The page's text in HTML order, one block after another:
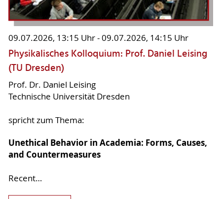
09.07.2026, 13:15 Uhr - 09.07.2026, 14:15 Uhr
Physikalisches Kolloquium: Prof. Daniel Leising
(TU Dresden)
Prof. Dr. Daniel Leising
Technische Universität Dresden
spricht zum Thema:
Unethical Behavior in Academia: Forms, Causes,
and Countermeasures
Recent…